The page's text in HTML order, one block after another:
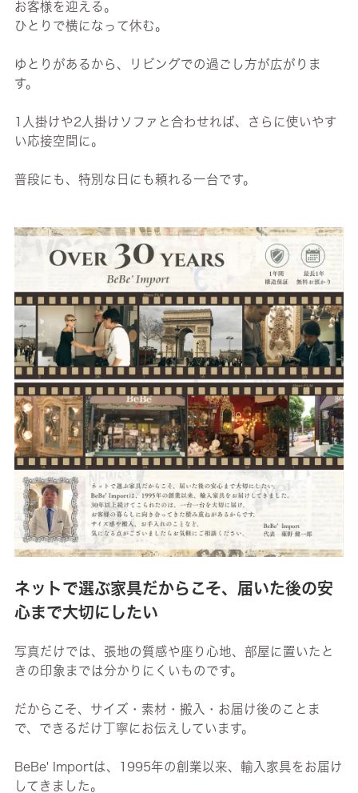
お客様を迎える。
ひとりで横になって休む。
ゆとりがあるから、リビングでの過ごし方が広がりま
す。
1人掛けや2人掛けソファと合わせれば、さらに使いやす
い応接空間に。
普段にも、特別な日にも頼れる一台です。
ネットで選ぶ家具だからこそ、届いた後の安
心まで大切にしたい
写真だけでは、張地の質感や座り心地、部屋に置いたと
きの印象までは分かりにくいものです。
だからこそ、サイズ・素材・搬入・お届け後のことま
で、できるだけ丁寧にお伝えしています。
BeBe' Importは、1995年の創業以来、輸入家具をお届け
してきました。